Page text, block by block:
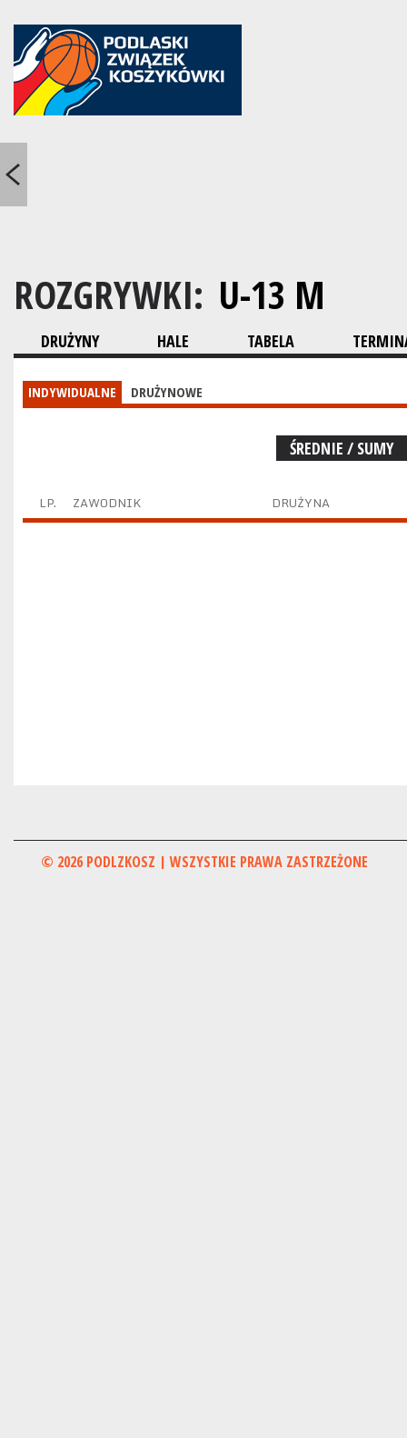
ROZGRYWKI: U-13 M
DRUŻYNY HALE TABELA
INDYWIDUALNE DRUŻYNOWE
ŚREDNIE / SUMY
LP. ZAWODNIK DRUŻYNA
© 2026 PODLZKOSZ | WSZYSTKIE PRAWA ZASTRZEŻONE